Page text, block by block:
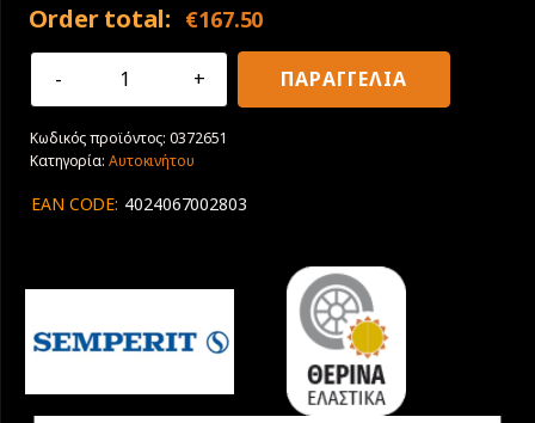
Order total: €167.50
255/45R18
Semperit
Speed
3
ΠΑΡΑΓΓΕΛΙΑ
Κωδικός προϊόντος:0372651
Κατηγορία: Αυτοκινήτου
EAN CODE: 4024067002803